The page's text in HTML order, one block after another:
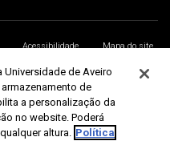
Acessibilidade
Mapa do site
de Aveiro
de
a personalização da
no website. Poderá
altura. Política